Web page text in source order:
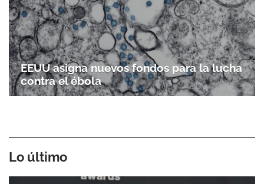
EEUU asigna nuevos fondos para la lucha
contra el ébola
Lo último